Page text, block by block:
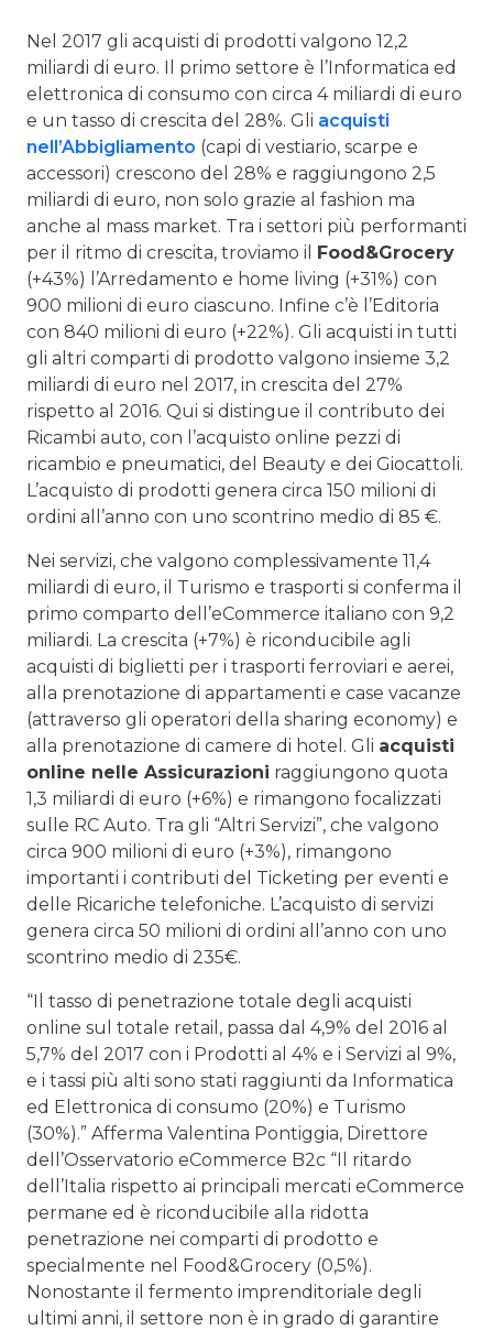
Nel 2017 gli acquisti di prodotti valgono 12,2
miliardi di euro. Il primo settore è l’Informatica ed
elettronica di consumo con circa 4 miliardi di euro
e un tasso di crescita del 28%. Gli acquisti
nell’Abbigliamento (capi di vestiario, scarpe e
accessori) crescono del 28% e raggiungono 2,5
miliardi di euro, non solo grazie al fashion ma
anche al mass market. Tra i settori più performanti
per il ritmo di crescita, troviamo il Food&Grocery
(+43%) l’Arredamento e home living (+31%) con
900 milioni di euro ciascuno. Infine c’è l’Editoria
con 840 milioni di euro (+22%). Gli acquisti in tutti
gli altri comparti di prodotto valgono insieme 3,2
miliardi di euro nel 2017, in crescita del 27%
rispetto al 2016. Qui si distingue il contributo dei
Ricambi auto, con l’acquisto online pezzi di
ricambio e pneumatici, del Beauty e dei Giocattoli.
L’acquisto di prodotti genera circa 150 milioni di
ordini all’anno con uno scontrino medio di 85 €.
Nei servizi, che valgono complessivamente 11,4
miliardi di euro, il Turismo e trasporti si conferma il
primo comparto dell’eCommerce italiano con 9,2
miliardi. La crescita (+7%) è riconducibile agli
acquisti di biglietti per i trasporti ferroviari e aerei,
alla prenotazione di appartamenti e case vacanze
(attraverso gli operatori della sharing economy) e
alla prenotazione di camere di hotel. Gli acquisti
online nelle Assicurazioni raggiungono quota
1,3 miliardi di euro (+6%) e rimangono focalizzati
sulle RC Auto. Tra gli “Altri Servizi”, che valgono
circa 900 milioni di euro (+3%), rimangono
importanti i contributi del Ticketing per eventi e
delle Ricariche telefoniche. L’acquisto di servizi
genera circa 50 milioni di ordini all’anno con uno
scontrino medio di 235€.
“Il tasso di penetrazione totale degli acquisti
online sul totale retail, passa dal 4,9% del 2016 al
5,7% del 2017 con i Prodotti al 4% e i Servizi al 9%,
e i tassi più alti sono stati raggiunti da Informatica
ed Elettronica di consumo (20%) e Turismo
(30%).” Afferma Valentina Pontiggia, Direttore
dell’Osservatorio eCommerce B2c “Il ritardo
dell’Italia rispetto ai principali mercati eCommerce
permane ed è riconducibile alla ridotta
penetrazione nei comparti di prodotto e
specialmente nel Food&Grocery (0,5%).
Nonostante il fermento imprenditoriale degli
ultimi anni, il settore non è in grado di garantire